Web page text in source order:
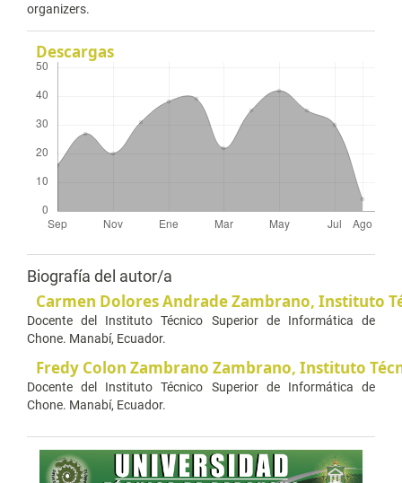
organizers.
Descargas
Biografía del autor/a
Carmen Dolores Andrade Zambrano,Instituto
Docente del Instituto Técnico Superior de Informática de
Chone. Manabí, Ecuador.
Fredy Colon Zambrano Zambrano,Instituto
Docente del Instituto Técnico Superior de Informática de
Chone. Manabí, Ecuador.